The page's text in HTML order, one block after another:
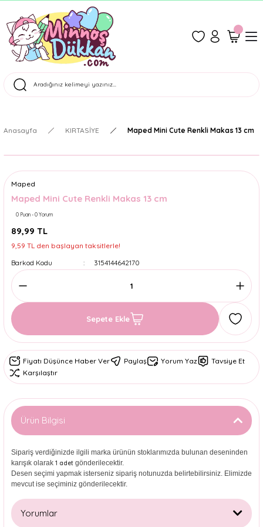
1500 TL Üzeri Ücretsiz Kargo
Tüm Siparişler Aynı Gün Kargoda!
Türkiye'nin En Eğlenceli Kırtasiyesi!
Anasayfa KIRTASİYE Maped Mini Cute Renkli Makas 13 cm
Maped
Maped Mini Cute Renkli Makas 13 cm
0 Puan - 0 Yorum
89,99 TL
9,59 TL den başlayan taksitlerle!
Barkod Kodu
3154144642170
Sepete Ekle
Fiyatı Düşünce Haber Ver Paylaş Yorum Yaz
Tavsiye Et
Karşılaştır
Ürün Bilgisi
Sipariş verdiğinizde ilgili marka ürünün stoklarımızda bulunan deseninden
karışık olarak 1 adet gönderilecektir.
Desen seçimi yapmak isterseniz sipariş notunuzda belirtebilirsiniz. Elimizde
mevcut ise seçiminiz gönderilecektir.
Yorumlar